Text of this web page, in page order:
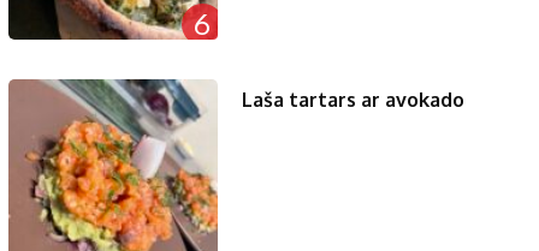
6
Laša tartars ar avokado